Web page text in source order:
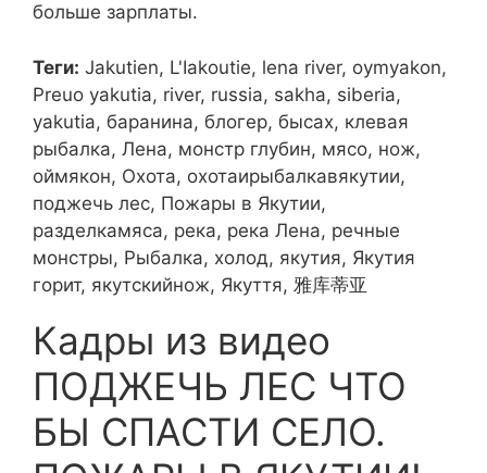
больше зарплаты.
Теги: Jakutien, L'Iakoutie, lena river, oymyakon,
Preuo yakutia, river, russia, sakha, siberia,
yakutia, баранина, блогер, бысах, клевая
рыбалка, Лена, монстр глубин, мясо, нож,
оймякон, Охота, охотаирыбалкавякутии,
поджечь лес, Пожары в Якутии,
разделкамяса, река, река Лена, речные
монстры, Рыбалка, холод, якутия, Якутия
горит, якутскийнож, Якуття, 雅库蒂亚
Кадры из видео
ПОДЖЕЧЬ ЛЕС ЧТО
БЫ СПАСТИ СЕЛО.